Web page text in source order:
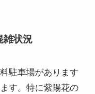
雑状況
駐車場があります
す。特に紫陽花の